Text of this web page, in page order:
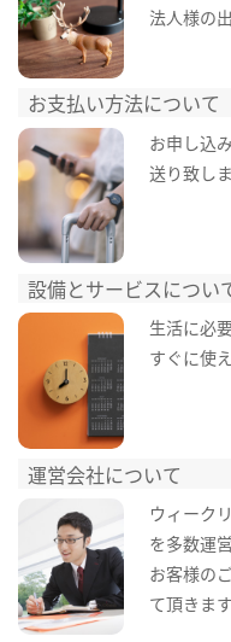
法人様の
お支払い方法について
お申し込
送り致しま
設備とサービスについ
生活に必
すぐに使
運営会社について
ウィーク
を多数運
お客様の
て頂きます